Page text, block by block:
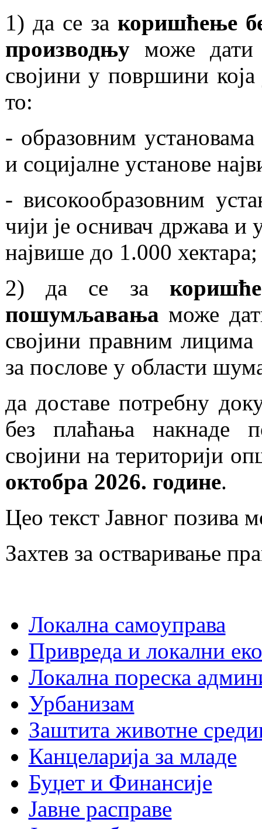
1) да се за коришћење
производњуможе дати
својини у површини
то:
- образовним
и социјалнe установe
- високообразовним
чији је оснивач држава и
највише до 1.000 хектара;
2) да се за
пошумљавања може
својини правним лицима
за послове у области
да доставе потребну
без плаћања накнаде
својини на територији
октобра 2026. године.
Цео текст Јавног позива
Захтев за остваривање
Локална самоуправа
Привреда и локални
Локална пореска
Урбанизам
Заштита животне
Канцеларија за младе
Буџет и Финансије
Јавне расправе